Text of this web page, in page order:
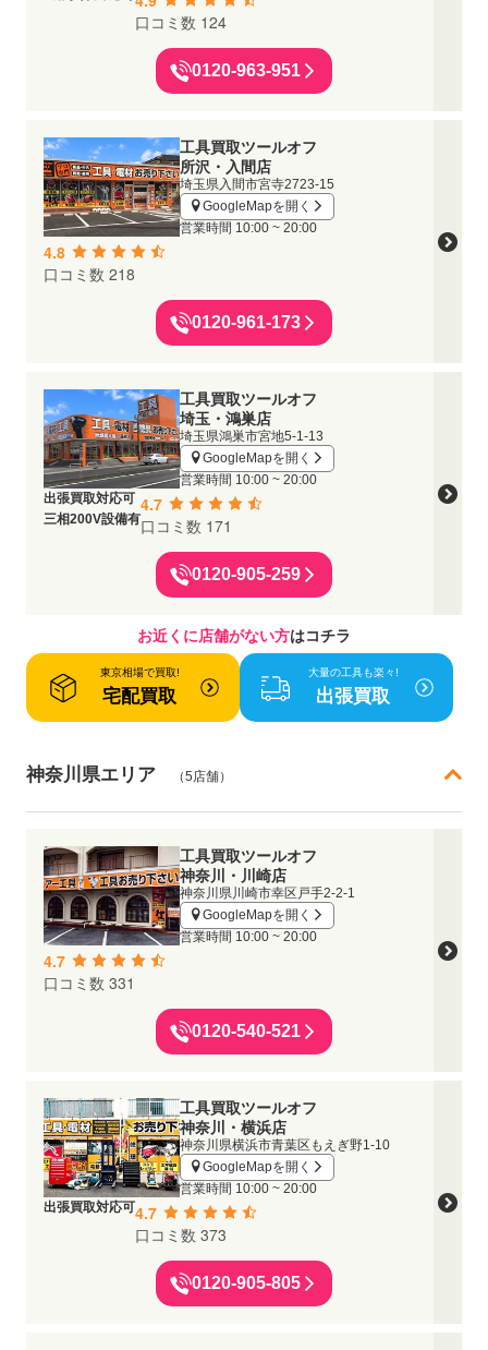
口コミ数 124
0120-963-951
工具買取ツールオフ
所沢・入間店
埼玉県入間市宮寺2723-15
GoogleMapを開く
営業時間 10:00 ~ 20:00
4.8
口コミ数 218
0120-961-173
工具買取ツールオフ
埼玉・鴻巣店
埼玉県鴻巣市宮地5-1-13
GoogleMapを開く
営業時間 10:00 ~ 20:00
出張買取対応可
三相200V設備有
4.7
口コミ数 171
0120-905-259
お近くに店舗がない方はコチラ
東京相場で買取!
宅配買取
大量の工具も楽々!
出張買取
神奈川県エリア （5店舗）
工具買取ツールオフ
神奈川・川崎店
神奈川県川崎市幸区戸手2-2-1
GoogleMapを開く
営業時間 10:00 ~ 20:00
4.7
口コミ数 331
0120-540-521
工具買取ツールオフ
神奈川・横浜店
神奈川県横浜市青葉区もえぎ野1-10
GoogleMapを開く
営業時間 10:00 ~ 20:00
出張買取対応可4.7
口コミ数 373
0120-905-805